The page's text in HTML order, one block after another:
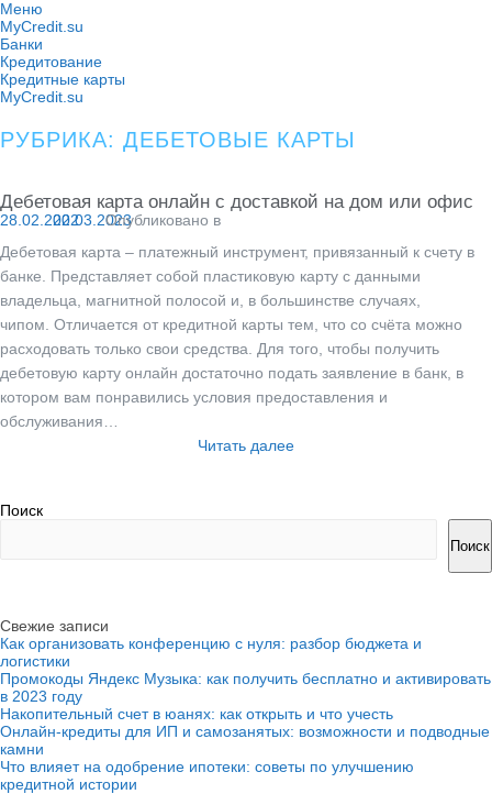
Перейти
к
содержимому
Меню
MyCredit.su
Банки
Кредитование
Кредитные карты
MyCredit.su
РУБРИКА: ДЕБЕТОВЫЕ КАРТЫ
Дебетовая карта онлайн с доставкой на дом или офис
Опубликовано в
28.02.202220.03.2023
Дебетовая карта – платежный инструмент, привязанный к счету в
банке. Представляет собой пластиковую карту с данными
владельца, магнитной полосой и, в большинстве случаях,
чипом. Отличается от кредитной карты тем, что со счёта можно
расходовать только свои средства. Для того, чтобы получить
дебетовую карту онлайн достаточно подать заявление в банк, в
котором вам понравились условия предоставления и
обслуживания…
Читать далее
Поиск
Поиск
Свежие записи
Как организовать конференцию с нуля: разбор бюджета и
логистики
Промокоды Яндекс Музыка: как получить бесплатно и активировать
в 2023 году
Накопительный счет в юанях: как открыть и что учесть
Онлайн-кредиты для ИП и самозанятых: возможности и подводные
камни
Что влияет на одобрение ипотеки: советы по улучшению
кредитной истории